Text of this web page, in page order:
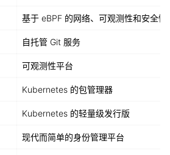
基于 eBPF 的网络、可观测性和安全
自托管 Git 服务
可观测性平台
Kubernetes 的包管理器
Kubernetes 的轻量级发行版
现代而简单的身份管理平台